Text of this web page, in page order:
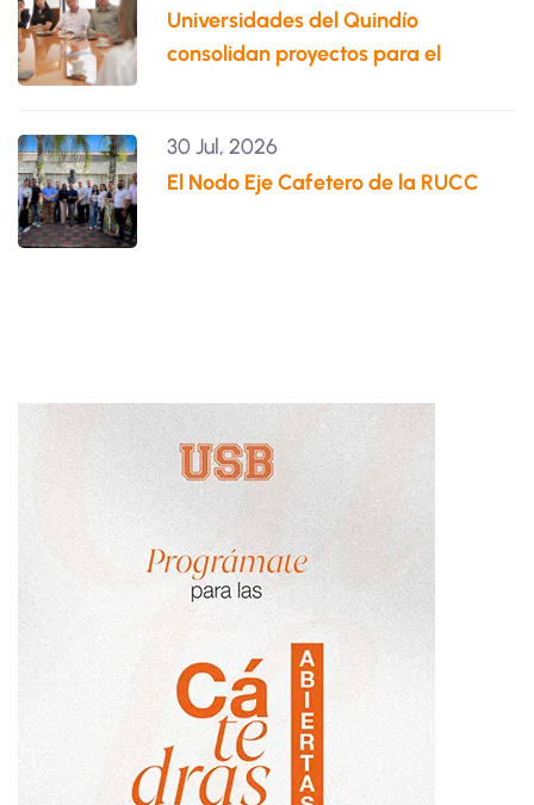
Universidades del Quindío
consolidan proyectos para el
30 Jul, 2026
El Nodo Eje Cafetero de la RUCC